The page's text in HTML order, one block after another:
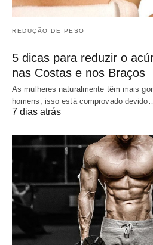
REDUÇÃO DE PESO
5 dicas para reduzir o
nas Costas e nos Braços
As mulheres naturalmente têm mais
homens, isso está comprovado
7 dias atrás